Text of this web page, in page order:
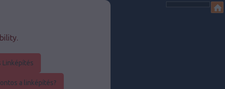
Linképítés
a linképítés?